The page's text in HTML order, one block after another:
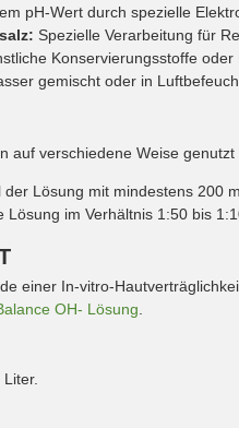
pH-Wert durch spezielle
Spezielle Verarbeitung für
Konservierungsstoffe oder
gemischt oder in
auf verschiedene Weise genutzt
Lösung mit mindestens 200
Lösung im Verhältnis 1:50 bis
einer In-vitro-
OH- Lösung